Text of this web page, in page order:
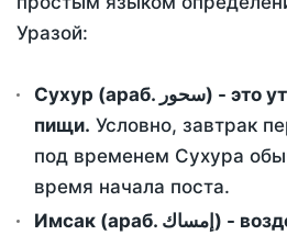
Уразой:
Сухур (араб. سحور) - это утренний прием
пищи. Условно, завтрак
под временем Сухура
время начала поста.
Имсак (араб. إمساك) - воздержание от приема